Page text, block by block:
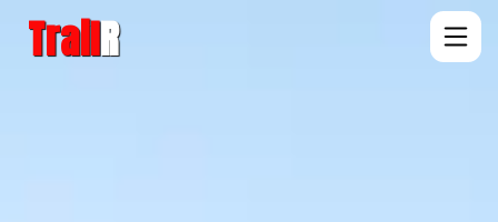
TrailR